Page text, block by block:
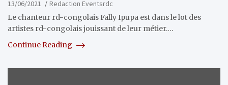
13/06/2021
Redaction Eventsrdc
Le chanteur rd-congolais Fally Ipupa est dans le lot des
artistes rd-congolais jouissant de leur métier.…
Continue Reading